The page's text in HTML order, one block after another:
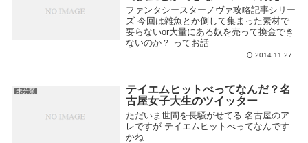
ファンタシースターノヴァ攻略記事シリー
ズ 今回は雑魚とか倒して集まった素材で
要らないor大量にある奴を売って換金でき
ないのか？ ってお話
2014.11.27
未分類
テイエムヒットべってなんだ？名
古屋女子大生のツイッター
ただいま世間を長騒がせてる 名古屋のア
レですが テイエムヒットべってなんです
かね